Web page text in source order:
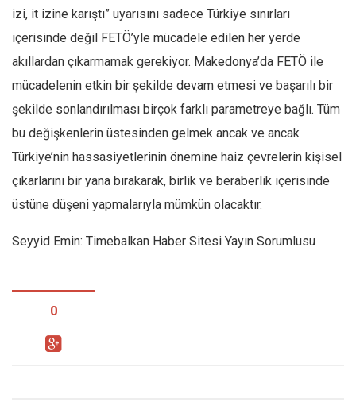
izi, it izine karıştı” uyarısını sadece Türkiye sınırları
içerisinde değil FETÖ’yle mücadele edilen her yerde
akıllardan çıkarmamak gerekiyor. Makedonya’da FETÖ ile
mücadelenin etkin bir şekilde devam etmesi ve başarılı bir
şekilde sonlandırılması birçok farklı parametreye bağlı. Tüm
bu değişkenlerin üstesinden gelmek ancak ve ancak
Türkiye’nin hassasiyetlerinin önemine haiz çevrelerin kişisel
çıkarlarını bir yana bırakarak, birlik ve beraberlik içerisinde
üstüne düşeni yapmalarıyla mümkün olacaktır.
Seyyid Emin: Timebalkan Haber Sitesi Yayın Sorumlusu
0